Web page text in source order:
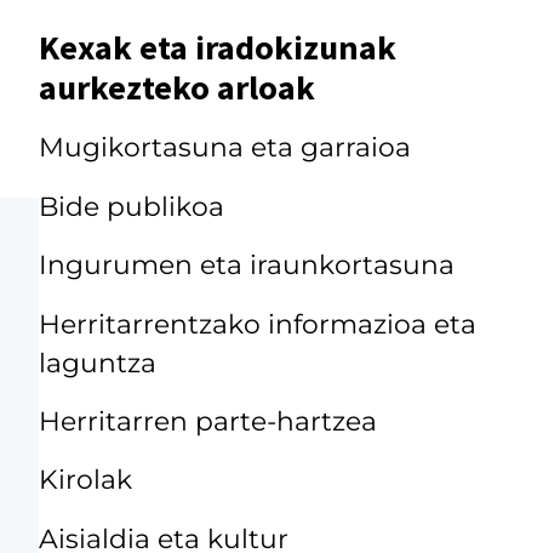
Kexak eta iradokizunak
aurkezteko arloak
Mugikortasuna eta garraioa
Bide publikoa
Ingurumen eta iraunkortasuna
Herritarrentzako informazioa eta
laguntza
Herritarren parte-hartzea
Kirolak
Aisialdia eta kultur